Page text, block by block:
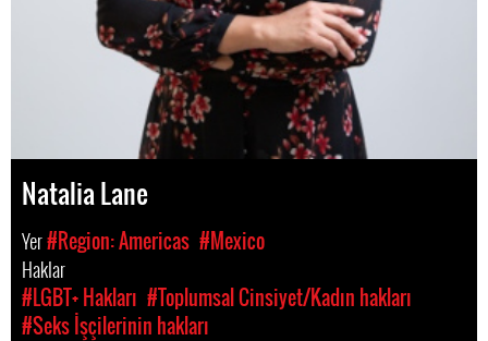
Natalia Lane
Yer#Region: Americas #Mexico
Haklar
#LGBT+ Hakları #Toplumsal Cinsiyet/Kadın hakları
#Seks İşçilerinin hakları